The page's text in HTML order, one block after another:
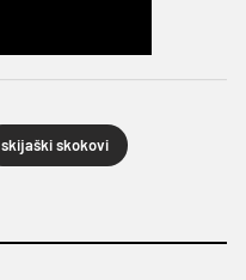
skijaški skokovi